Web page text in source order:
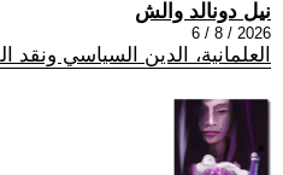
نيل دونالد والش
2026 / 8 / 6
العلمانية، الدين السياسي ونقد